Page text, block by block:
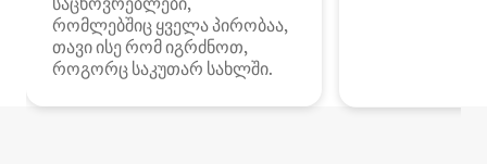
რომლებშიც ყველა პირობაა,
თავი ისე რომ იგრძნოთ,
როგორც საკუთარ სახლში.